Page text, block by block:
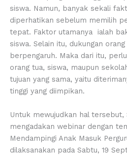
siswa. Namun, banyak sekali
diperhatikan sebelum memilih
tepat. Faktor utamanya ialah
siswa. Selain itu, dukungan
berpengaruh. Maka dari itu,
orang tua, siswa, maupun
tujuan yang sama, yaitu
tinggi yang diimpikan.
Untuk mewujudkan hal tersebut,
mengadakan webinar dengan
Mendampingi Anak Masuk
dilaksanakan pada Sabtu, 19